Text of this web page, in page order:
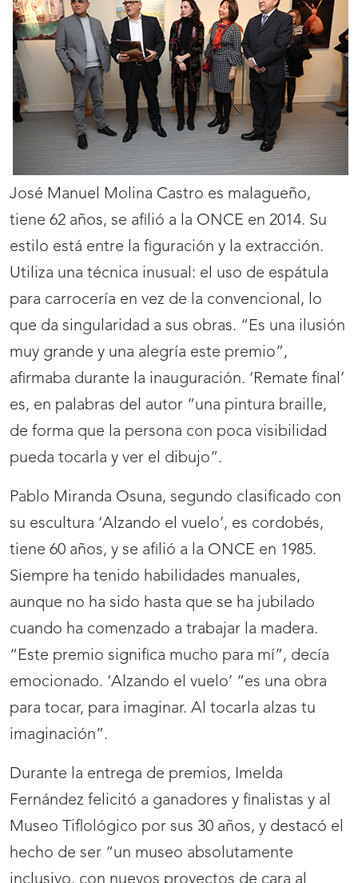
José Manuel Molina Castro es malagueño,
tiene 62 años, se afilió a la ONCE en 2014. Su
estilo está entre la figuración y la extracción.
Utiliza una técnica inusual: el uso de espátula
para carrocería en vez de la convencional, lo
que da singularidad a sus obras. “Es una ilusión
muy grande y una alegría este premio”,
afirmaba durante la inauguración. ‘Remate final’
es, en palabras del autor “una pintura braille,
de forma que la persona con poca visibilidad
pueda tocarla y ver el dibujo”.
Pablo Miranda Osuna, segundo clasificado con
su escultura ‘Alzando el vuelo’, es cordobés,
tiene 60 años, y se afilió a la ONCE en 1985.
Siempre ha tenido habilidades manuales,
aunque no ha sido hasta que se ha jubilado
cuando ha comenzado a trabajar la madera.
“Este premio significa mucho para mí”, decía
emocionado. ‘Alzando el vuelo’ “es una obra
para tocar, para imaginar. Al tocarla alzas tu
imaginación”.
Durante la entrega de premios, Imelda
Fernández felicitó a ganadores y finalistas y al
Museo Tiflológico por sus 30 años, y destacó el
hecho de ser “un museo absolutamente